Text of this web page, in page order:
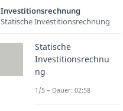
Investitionsrechnung
Statische Investitionsrechnung
Statische
Investitionsrechnu
ng
1/5 – Dauer: 02:58